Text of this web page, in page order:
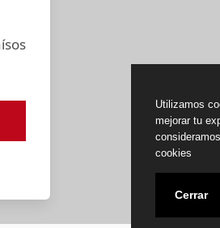
Utilizamos
mejorar tu
cookies
Cerrar